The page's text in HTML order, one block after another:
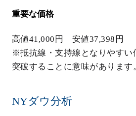
重要な価格
高値41,000円 安値37,398円
※抵抗線・支持線となりやすい
突破することに意味があります
NYダウ分析